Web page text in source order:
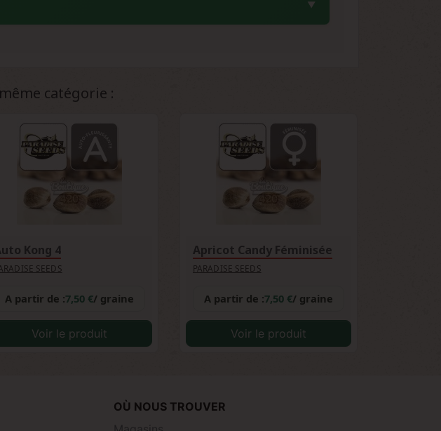
naturelle et son cycle prévisible permettent aux nouveaux
catégorie :
Kong 4
SEEDS
A partir de :7,50 €/ graine
Voir le produit
Apricot Candy Féminisée
PARADISE SEEDS
A partir de :7,50 €/ graine
Voir le produit
OÙ NOUS TROUVER